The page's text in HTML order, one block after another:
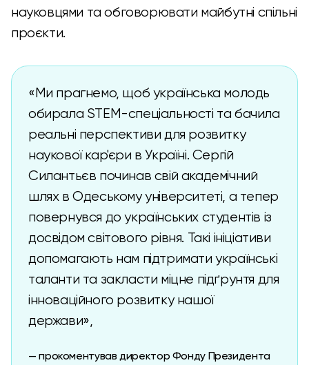
науковцями та обговорювати майбутні спільні
проєкти.
«Ми прагнемо, щоб українська молодь
обирала STEM-спеціальності та бачила
реальні перспективи для розвитку
наукової кар'єри в Україні. Сергій
Силантьєв починав свій академічний
шлях в Одеському університеті, а тепер
повернувся до українських студентів із
досвідом світового рівня. Такі ініціативи
допомагають нам підтримати українські
таланти та закласти міцне підґрунтя для
інноваційного розвитку нашої
держави»,
— прокоментував директор Фонду Президента